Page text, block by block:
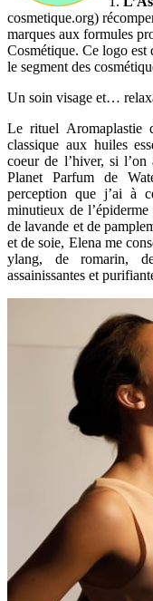
cosmetique.org)
marques aux formules
Cosmétique. Ce logo est
le segment des
Un soin visage et…
Le rituel Aromaplastie
classique aux huiles
coeur de l’hiver, si l’on
Planet Parfum de
perception que j’ai à
minutieux de l’épiderme
de lavande et de
et de soie, Elena me
ylang, de romarin,
assainissantes et